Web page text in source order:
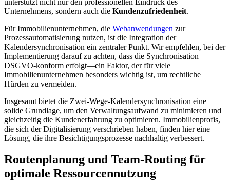
Unternehmens, sondern auch die Kundenzufriedenheit.
Für Immobilienunternehmen, die Webanwendungen zur
Prozessautomatisierung nutzen, ist die Integration der
Kalendersynchronisation ein zentraler Punkt. Wir empfehlen, bei der
Implementierung darauf zu achten, dass die Synchronisation
DSGVO-konform erfolgt—ein Faktor, der für viele
Immobilienunternehmen besonders wichtig ist, um rechtliche
Hürden zu vermeiden.
Insgesamt bietet die Zwei-Wege-Kalendersynchronisation eine
solide Grundlage, um den Verwaltungsaufwand zu minimieren und
gleichzeitig die Kundenerfahrung zu optimieren. Immobilienprofis,
die sich der Digitalisierung verschrieben haben, finden hier eine
Lösung, die ihre Besichtigungsprozesse nachhaltig verbessert.
Routenplanung und Team-Routing für
optimale Ressourcennutzung